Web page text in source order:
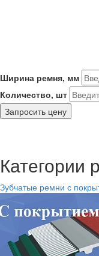
Ширина ремня, мм
Количество, шт
Запросить цену
Категории
Зубчатые ремни с